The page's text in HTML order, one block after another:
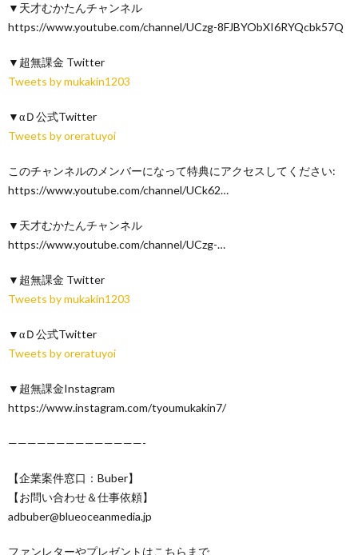
▼天才むかたんチャンネル
https://www.youtube.com/channel/UCzg-8FJBYObXI6RYQcbk57Q
▼超無課金 Twitter
Tweets by mukakin1203
▼αＤ公式Twitter
Tweets by oreratuyoi
このチャンネルのメンバーになって特典にアクセスしてください:
https://www.youtube.com/channel/UCk62…
▼天才むかたんチャンネル
https://www.youtube.com/channel/UCzg-…
▼超無課金 Twitter
Tweets by mukakin1203
▼αＤ公式Twitter
Tweets by oreratuyoi
▼超無課金Instagram
https://www.instagram.com/tyoumukakin7/
——————————————-
【企業案件窓口：Buber】
【お問い合わせ＆仕事依頼】
adbuber@blueoceanmedia.jp
ファンレターやプレゼントはこちらまで